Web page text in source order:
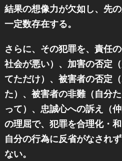
結果の想像力が欠如し、先
一定数存在する。
さらに、その犯罪を、責任
社会が悪い）、加害の否定
てただけ）、被害者の否定
た）、被害者の非難（自分
って）、忠誠心への訴え（
の理屈で、犯罪を合理化・
自分の行為に反省がなされ
ない。